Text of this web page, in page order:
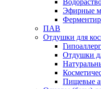
Эфирные
ПАВ
Отдушки для
Отдушки
Пищевые